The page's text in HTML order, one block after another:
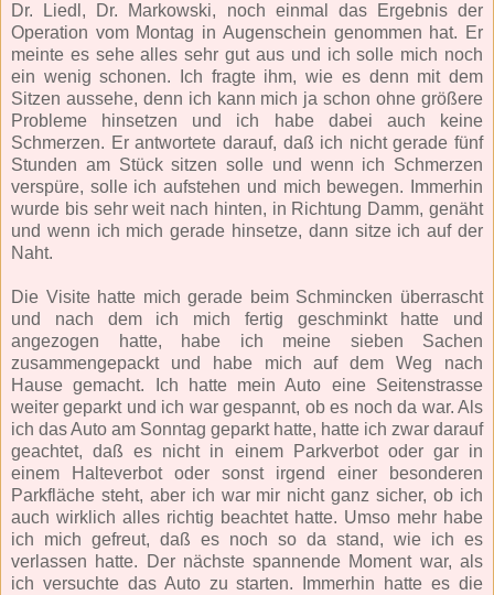
Dr. Liedl, Dr. Markowski, noch einmal das Ergebnis der
Operation vom Montag in Augenschein genommen hat. Er
meinte es sehe alles sehr gut aus und ich solle mich noch
ein wenig schonen. Ich fragte ihm, wie es denn mit dem
Sitzen aussehe, denn ich kann mich ja schon ohne größere
Probleme hinsetzen und ich habe dabei auch keine
Schmerzen. Er antwortete darauf, daß ich nicht gerade fünf
Stunden am Stück sitzen solle und wenn ich Schmerzen
verspüre, solle ich aufstehen und mich bewegen. Immerhin
wurde bis sehr weit nach hinten, in Richtung Damm, genäht
und wenn ich mich gerade hinsetze, dann sitze ich auf der
Naht.
Die Visite hatte mich gerade beim Schmincken überrascht
und nach dem ich mich fertig geschminkt hatte und
angezogen hatte, habe ich meine sieben Sachen
zusammengepackt und habe mich auf dem Weg nach
Hause gemacht. Ich hatte mein Auto eine Seitenstrasse
weiter geparkt und ich war gespannt, ob es noch da war. Als
ich das Auto am Sonntag geparkt hatte, hatte ich zwar darauf
geachtet, daß es nicht in einem Parkverbot oder gar in
einem Halteverbot oder sonst irgend einer besonderen
Parkfläche steht, aber ich war mir nicht ganz sicher, ob ich
auch wirklich alles richtig beachtet hatte. Umso mehr habe
ich mich gefreut, daß es noch so da stand, wie ich es
verlassen hatte. Der nächste spannende Moment war, als
ich versuchte das Auto zu starten. Immerhin hatte es die